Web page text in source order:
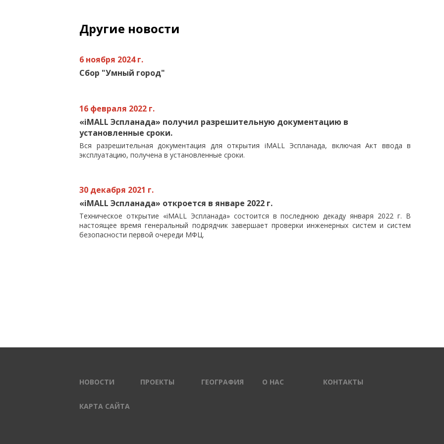
Другие новости
6 ноября 2024 г.
Сбор "Умный город"
16 февраля 2022 г.
«iMALL Эспланада» получил разрешительную документацию в
установленные сроки.
Вся разрешительная документация для открытия iMALL Эспланада, включая Акт ввода в
эксплуатацию, получена в установленные сроки.
30 декабря 2021 г.
«iMALL Эспланада» откроется в январе 2022 г.
Техническое открытие «iMALL Эспланада» состоится в последнюю декаду января 2022 г. В
настоящее время генеральный подрядчик завершает проверки инженерных систем и систем
безопасности первой очереди МФЦ.
НОВОСТИ ПРОЕКТЫ ГЕОГРАФИЯ О НАС КОНТАКТЫ
КАРТА САЙТА